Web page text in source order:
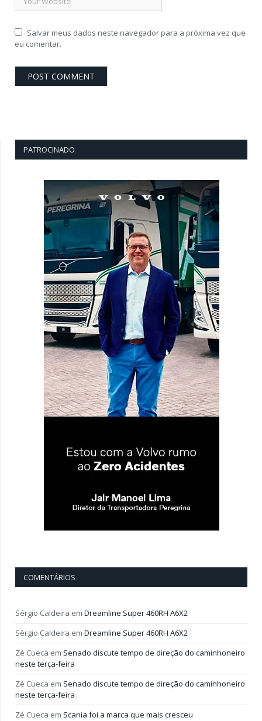
Salvar meus dados neste navegador para a próxima vez que
eu comentar.
PATROCINADO
COMENTÁRIOS
Sérgio Caldeira em Dreamline Super 460RH A6X2
Sérgio Caldeira em Dreamline Super 460RH A6X2
Zé Cueca em Senado discute tempo de direção do caminhoneiro
neste terça-feira
Zé Cueca em Senado discute tempo de direção do caminhoneiro
neste terça-feira
Zé Cueca em Scania foi a marca que mais cresceu